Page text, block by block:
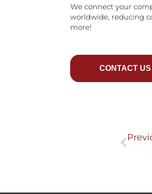
We connect your
worldwide, reducing
more!
CONTACT US
Prev